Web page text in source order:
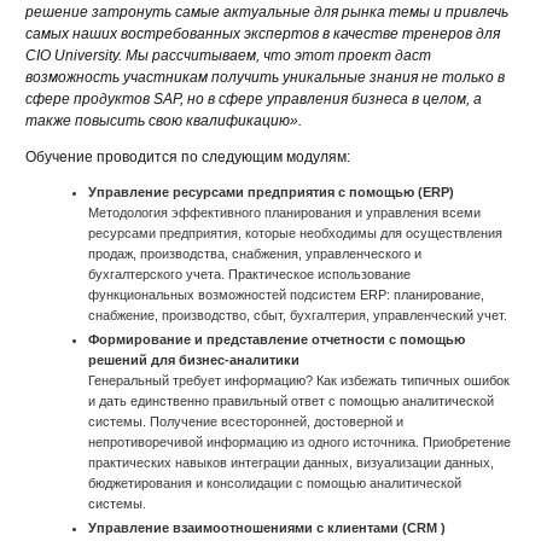
решение затронуть самые актуальные для рынка темы и привлечь
самых наших востребованных экспертов в качестве тренеров для
CIO University. Мы рассчитываем, что этот проект даст
возможность участникам получить уникальные знания не только в
сфере продуктов SAP, но в сфере управления бизнеса в целом, а
также повысить свою квалификацию».
Обучение проводится по следующим модулям:
Управление ресурсами предприятия с помощью (ERP)
Методология эффективного планирования и управления всеми
ресурсами предприятия, которые необходимы для осуществления
продаж, производства, снабжения, управленческого и
бухгалтерского учета. Практическое использование
функциональных возможностей подсистем ERP: планирование,
снабжение, производство, сбыт, бухгалтерия, управленческий учет.
Формирование и представление отчетности с помощью
решений для бизнес-аналитики
Генеральный требует информацию? Как избежать типичных ошибок
и дать единственно правильный ответ с помощью аналитической
системы. Получение всесторонней, достоверной и
непротиворечивой информацию из одного источника. Приобретение
практических навыков интеграции данных, визуализации данных,
бюджетирования и консолидации с помощью аналитической
системы.
Управление взаимоотношениями с клиентами (CRM )